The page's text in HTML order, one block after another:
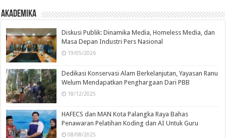
Akademika
Diskusi Publik: Dinamika Media, Homeless Media, dan
Masa Depan Industri Pers Nasional
19/05/2026
Dedikasi Konservasi Alam Berkelanjutan, Yayasan Ranu
Welum Mendapatkan Penghargaan Dari PBB
18/12/2025
HAFECS dan MAN Kota Palangka Raya Bahas
Penawaran Pelatihan Koding dan AI Untuk Guru
08/08/2025